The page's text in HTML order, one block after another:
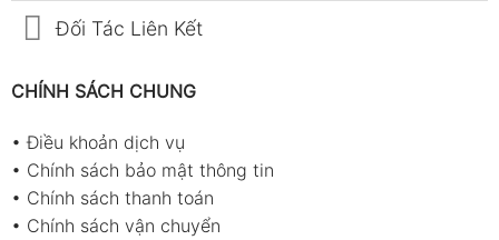
Đối Tác Liên Kết
CHÍNH SÁCH CHUNG
•Điều khoản dịch vụ
• Chính sách bảo mật thông tin
• Chính sách thanh toán
• Chính sách vận chuyển